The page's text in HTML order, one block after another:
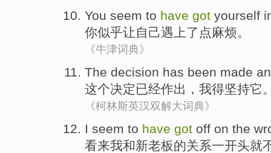
You seem to have got yourself
你似乎让自己遇上了点麻烦。
《牛津词典》
The decision has been made
这个决定已经作出 ， 我得坚持它
《柯林斯英汉双解大词典》
I seem to have got off on the
看来我和新老板的关系一开头就